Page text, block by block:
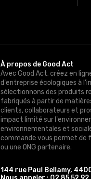
À propos de Good Act
Avec Good Act, créez en
d'entreprise écologiques à
sélectionnons des produits
fabriqués à partir de
clients, collaborateurs et
impact limité sur
environnementales et
commande vous permet de
ou une ONG partenaire.
144 rue Paul Bellamy,